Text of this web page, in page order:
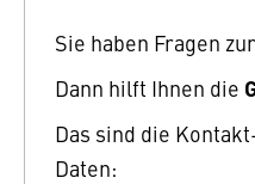
Sie haben Fragen
Dann hilft Ihnen die
Das sind die
Daten: